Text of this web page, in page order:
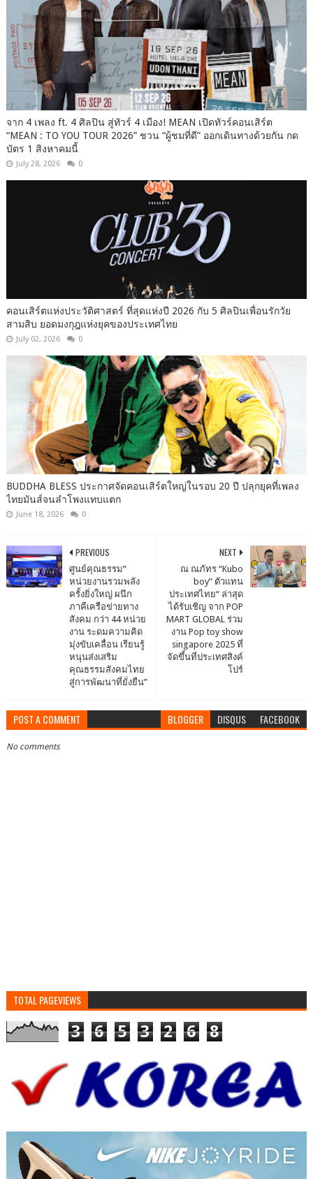
จาก 4 เพลง ft. 4 ศิลปิน สู่ทัวร์ 4 เมือง! MEAN เปิดทัวร์คอนเสิร์ต
“MEAN : TO YOU TOUR 2026” ชวน “ผู้ชมที่ดี” ออกเดินทางด้วยกัน กด
บัตร 1 สิงหาคมนี้
July 28, 2026 0
คอนเสิร์ตแห่งประวัติศาสตร์ ที่สุดแห่งปี 2026 กับ 5 ศิลปินเพื่อนรักวัย
สามสิบ ยอดมงกุฎแห่งยุคของประเทศไทย
July 02, 2026 0
BUDDHA BLESS ประกาศจัดคอนเสิร์ตใหญ่ในรอบ 20 ปี ปลุกยุคที่เพลง
ไทยมันส์จนลำโพงแทบแตก
June 18, 2026 0
NEXT
ณ ณภัทร “Kubo
boy” ตัวแทน
ประเทศไทย“ ล่าสุด
ได้รับเชิญ จาก POP
MART GLOBAL ร่วม
งาน Pop toy show
singapore 2025 ที่
จัดขึ้นที่ประเทศสิงค์
โปร์
PREVIOUS
ศูนย์คุณธรรม”
หน่วยงานรวมพลัง
ครั้งยิ่งใหญ่ ผนึก
ภาคีเครือข่ายทาง
สังคม กว่า 44 หน่วย
งาน ระดมความคิด
มุ่งขับเคลื่อน เรียนรู้
หนุนส่งเสริม
คุณธรรมสังคมไทย
สู่การพัฒนาที่ยั่งยืน”
POST A COMMENT BLOGGER DISQUS FACEBOOK
No comments
TOTAL PAGEVIEWS
3 6 5 3 2 6 8